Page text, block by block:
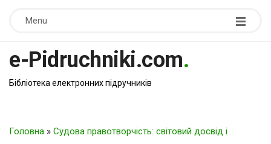
Menu
e-Pidruchniki.com.
Бібліотека електронних підручників
Головна » Судова правотворчість: світовий досвід і